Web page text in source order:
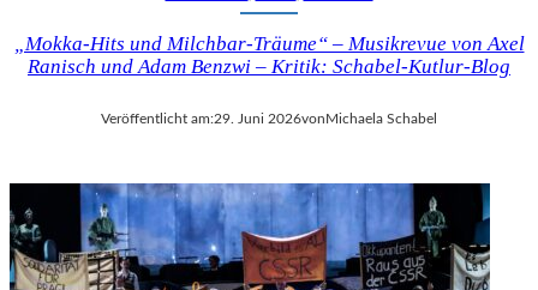
„Mokka-Hits und Milchbar-Träume“ – Musikrevue von Axel
Ranisch und Adam Benzwi – Kritik: Schabel-Kutlur-Blog
Veröffentlicht am:29. Juni 2026vonMichaela Schabel